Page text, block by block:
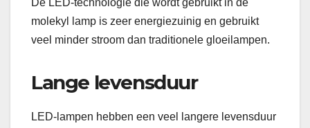
molekyl lamp is zeer energiezuinig en gebruikt
veel minder stroom dan traditionele gloeilampen.
Lange levensduur
LED-lampen hebben een veel langere levensduur